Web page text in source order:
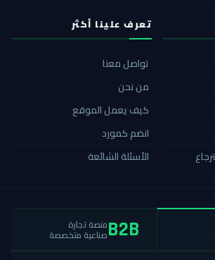
تعرف علينا أكثر
تواصل معنا
من نحن
كيف يعمل الموقع
انضم كمورد
الأسئلة الشائعة
B2Bمنصة تجارة
صناعية متخصصة